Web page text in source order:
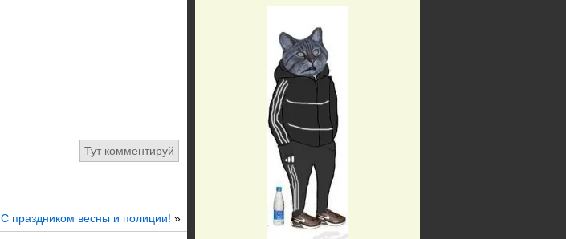
Тут комментируй
С праздником весны и полиции! »